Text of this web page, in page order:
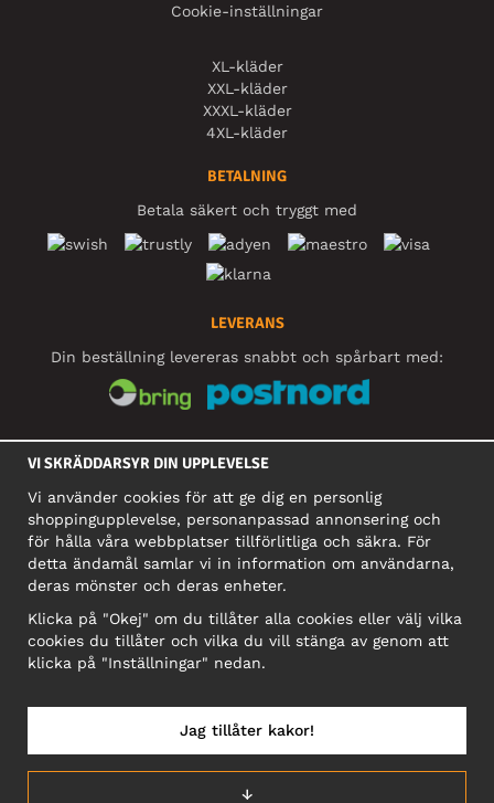
Cookie-inställningar
XL-kläder
XXL-kläder
XXXL-kläder
4XL-kläder
BETALNING
Betala säkert och tryggt med
LEVERANS
Din beställning levereras snabbt och spårbart med:
SOCIALA MEDIER
FÖRETAG
Motley Denim Europe OÜ
Narva mnt 5, EE-10117 Tallinn
Org: 12356245, Momsnummer: SE502090048501
OBS! Skicka inte varureturer till denna adress!
SVERIGE/SVENSKA
VI SKRÄDDARSYR DIN UPPLEVELSE
Vi använder cookies för att ge dig en personlig
shoppingupplevelse, personanpassad annonsering och
för hålla våra webbplatser tillförlitliga och säkra. För
detta ändamål samlar vi in information om användarna,
deras mönster och deras enheter.
Klicka på "Okej" om du tillåter alla cookies eller välj vilka
cookies du tillåter och vilka du vill stänga av genom att
klicka på "Inställningar" nedan.
↓
Jag tillåter kakor!